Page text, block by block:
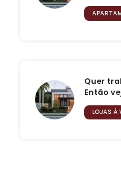
Quer
Então
LOJAS À